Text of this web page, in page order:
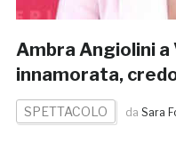
Ambra Angiolini a
innamorata,
SPETTACOLO da Sara